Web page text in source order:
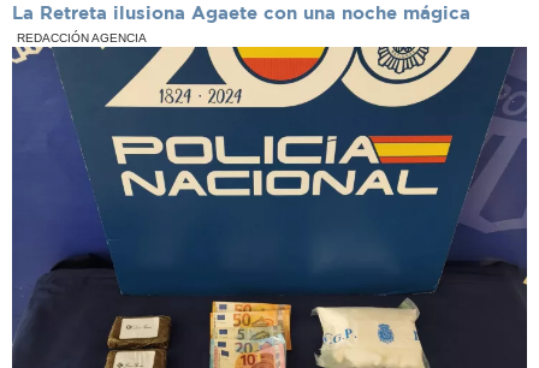
La Retreta ilusiona Agaete con una noche mágica
REDACCIÓN AGENCIA